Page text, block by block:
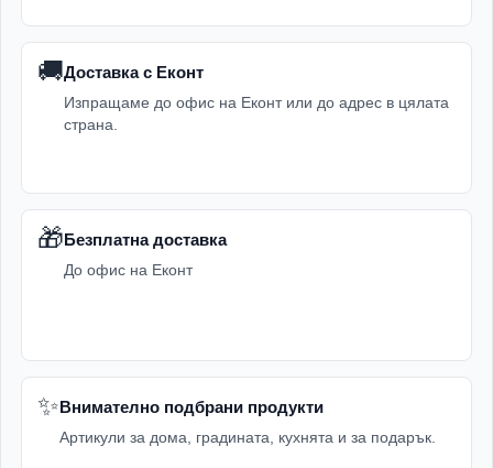
🚚Доставка с Еконт
Изпращаме до офис на Еконт или до адрес в цялата
страна.
🎁Безплатна доставка
До офис на Еконт
✨Внимателно подбрани продукти
Артикули за дома, градината, кухнята и за подарък.